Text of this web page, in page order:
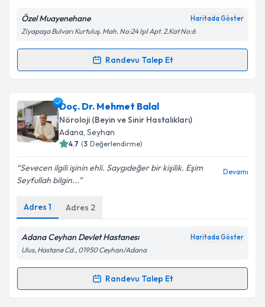
Özel Muayenehane Haritada Göster
Ziyapaşa Bulvarı Kurtuluş. Mah. No:24 Işıl Apt. 2.Kat No:6
Randevu Talep Et
Randevu Takvimi Talebi
Uzm. Dr. Özgür Özkaynakiçin randevu takvimi
talebi oluşturun. Size bu uzmandan randevu almanız
için bir takvim hazırlandığında e-posta ile
bilgilendireceğiz.
E-posta Adresiniz
Kişisel verilerimin işlenmesine ilişkinAydınlatma
Metni 'ni okudum ve kişisel verilerimin belirtilen
kapsamda işlenmesini kabul ediyorum.
Takvim Talebini Gönder
Doç. Dr. Mehmet Balal
Nöroloji (Beyin ve Sinir Hastalıkları)
Adana, Seyhan
4.7 (3 Değerlendirme)
Sevecen ilgili işinin ehli. Saygıdeğer bir kişilik. Eşim
Seyfullah bilgin...
Devamı
Adres 1 Adres 2
Adana Ceyhan Devlet Hastanesı Haritada Göster
Ulus, Hastane Cd., 01950 Ceyhan/Adana
Randevu Talep Et
Randevu Takvimi Talebi